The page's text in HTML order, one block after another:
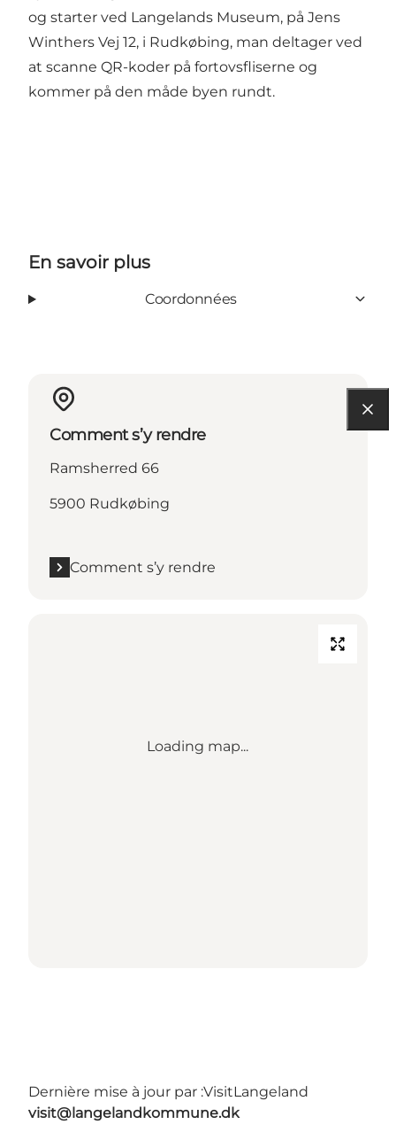
og starter ved Langelands Museum, på Jens
Winthers Vej 12, i Rudkøbing, man deltager ved
at scanne QR-koder på fortovsfliserne og
kommer på den måde byen rundt.
En savoir plus
Coordonnées
Comment s’y rendre
Ramsherred 66
5900 Rudkøbing
Comment s’y rendre
Loading map...
Dernière mise à jour par :VisitLangeland
visit@langelandkommune.dk